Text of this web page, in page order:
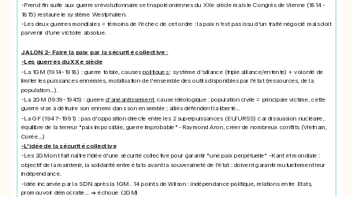
-Prend fin suite aux guerres révolutionnaires et napoléoniennes du XXe siècle mais le Congrès de Vienne (1814-
1815) restaure le système Westphalien.
-Les deux guerres mondiales = témoins de l'échec de cet ordre : la paix n'est pas issu d'un traité négocié mais doit
parvenir d'une victoire absolue.
JALON 2- Faire la paix par la sécurité collective :
-Les guerres du XXe siècle
-La 1GM (1914-1918) : guerre totale, causes politiques: système d'alliance (triple alliance/entente) + volonté de
limiter les puissances ennemies, mobilisation de l'ensemble des outils disponibles par l'état (ressources, de la
population...).
-La 2GM (1939-1945) : guerre d'anéantissement, cause idéologique : population civile = principale victime, cette
guerre vise à détruire son ennemi dans son ensemble ; alliés défendent la liberté...
-La GF (1947-1991) : pas d'opposition directe entre les 2 superpuissances (EU/URSS) car dissuasion nucléaire,
équilibre de la terreur "paix impossible, guerre improbable " -Raymond Aron, créer de nombreux conflits (Vietnam,
Corée...)
-L'idée de la sécurité collective
-Les 2GM ont fait naître l'idée d'une sécurité collective pour garantir "une paix perpétuelle" -Kant et mondiale :
objectif de la maintenir, la solidarité entre états avant la souveraineté de l'état : doivent garantir mutuellement leur
indépendance.
-Idée incarnée par la SDN après la 1GM . 14 points de Wilson : indépendance politique, relations entre Etats,
promouvoir démocratie... => échoue (2GM)